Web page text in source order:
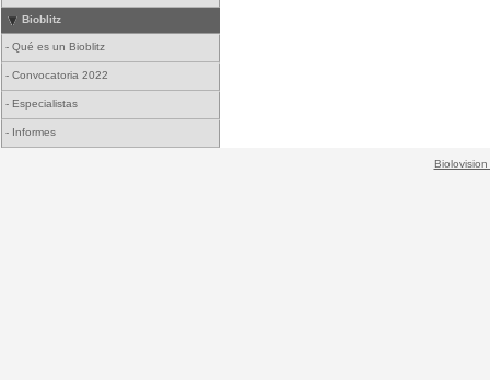
Bioblitz
- Qué es un Bioblitz
- Convocatoria 2022
- Especialistas
- Informes
Biolovision